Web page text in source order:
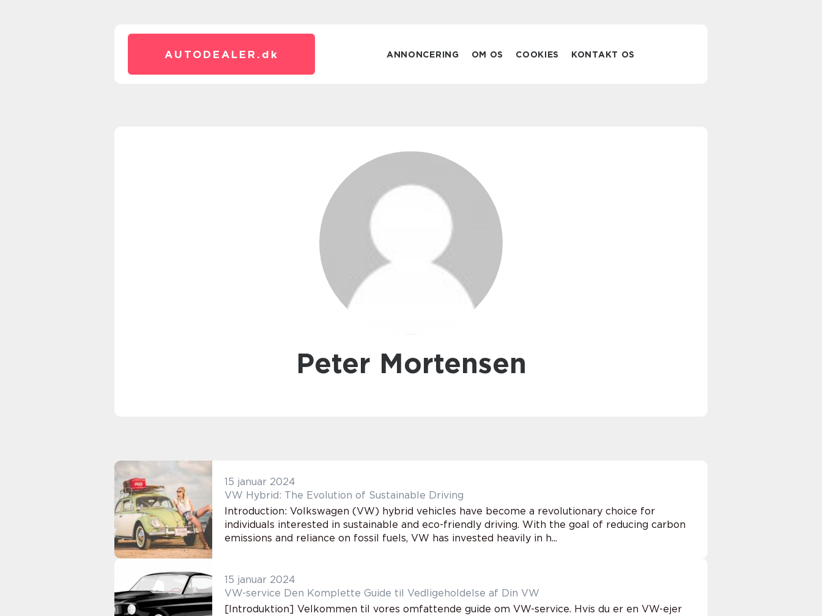
AUTODEALER. dk ANNONCERING OM OS COOKIES KONTAKT OS
Peter Mortensen
15 januar 2024
VW Hybrid: The Evolution of Sustainable Driving
Introduction: Volkswagen (VW) hybrid vehicles have become a revolutionary choice for
individuals interested in sustainable and eco-friendly driving. With the goal of reducing carbon
emissions and reliance on fossil fuels, VW has invested heavily in h...
15 januar 2024
VW-service Den Komplette Guide til Vedligeholdelse af Din VW
[Introduktion] Velkommen til vores omfattende guide om VW-service. Hvis du er en VW-ejer